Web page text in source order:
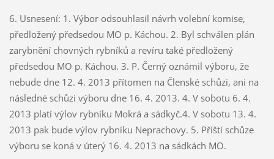
6. Usnesení: 1. Výbor odsouhlasil návrh volební komise,
předložený předsedou MO p. Káchou. 2. Byl schválen plán
zarybnění chovných rybníků a revíru také předložený
předsedou MO p. Káchou. 3. P. Černý oznámil výboru, že
nebude dne 12. 4. 2013 přítomen na Členské schůzi, ani na
následné schůzi výboru dne 16. 4. 2013. 4. V sobotu 6. 4.
2013 platí výlov rybníku Mokrá a sádkyč.4. V sobotu 13. 4.
2013 pak bude výlov rybníku Neprachovy. 5. Příští schůze
výboru se koná v úterý 16. 4. 2013 na sádkách MO.